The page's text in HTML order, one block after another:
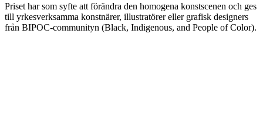
Priset har som syfte att förändra den homogena konstscenen och ges
till yrkesverksamma konstnärer, illustratörer eller grafisk designers
från BIPOC-communityn (Black, Indigenous, and People of Color).